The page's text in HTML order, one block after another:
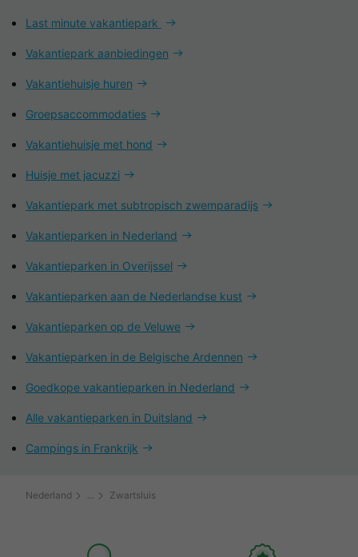
Last minute vakantiepark
Vakantiepark aanbiedingen
Vakantiehuisje huren
Groepsaccommodaties
Vakantiehuisje met hond
Huisje met jacuzzi
Vakantiepark met subtropisch zwemparadijs
Vakantieparken in Nederland
Vakantieparken in Overijssel
Vakantieparken aan de Nederlandse kust
Vakantieparken op de Veluwe
Vakantieparken in de Belgische Ardennen
Goedkope vakantieparken in Nederland
Alle vakantieparken in Duitsland
Campings in Frankrijk
Nederland Zwartsluis